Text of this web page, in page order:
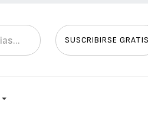
SUSCRIBIRSE GRATIS